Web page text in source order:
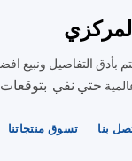
ونبيع افضل
حتي نفي بتوقعات
تسوق منتجاتنا